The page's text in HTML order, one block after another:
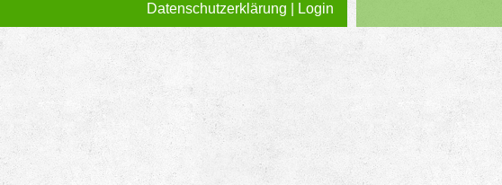
Datenschutzerklärung
| Login